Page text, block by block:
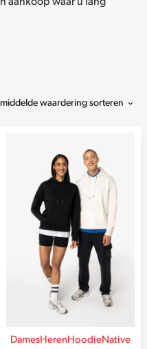
aankoop waar u lang
DamesHerenHoodieNative